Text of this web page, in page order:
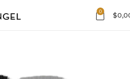
0 $